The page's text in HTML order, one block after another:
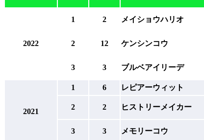
2022
1 2 メイショウハリオ
2 12 ケンシンコウ
3 3 ブルベアイリーデ
2021
1 6 レピアーウィット
2 2 ヒストリーメイカー
3 3 メモリーコウ